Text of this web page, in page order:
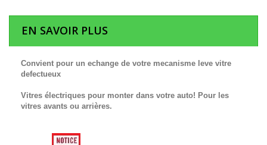
EN SAVOIR PLUS
Convient pour un echange de votre mecanisme leve vitre
defectueux
Vitres électriques pour monter dans votre auto! Pour les
vitres avants ou arrières.